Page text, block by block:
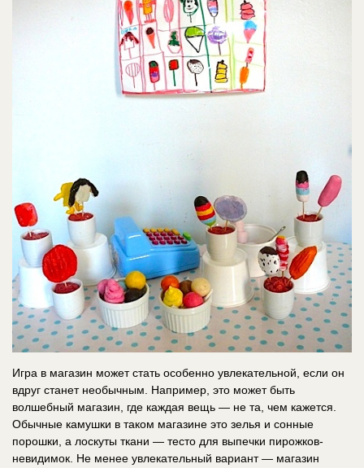
Игра в магазин может стать особенно увлекательной, если он
вдруг станет необычным. Например, это может быть
волшебный магазин, где каждая вещь — не та, чем кажется.
Обычные камушки в таком магазине это зелья и сонные
порошки, а лоскуты ткани — тесто для выпечки пирожков-
невидимок. Не менее увлекательный вариант — магазин